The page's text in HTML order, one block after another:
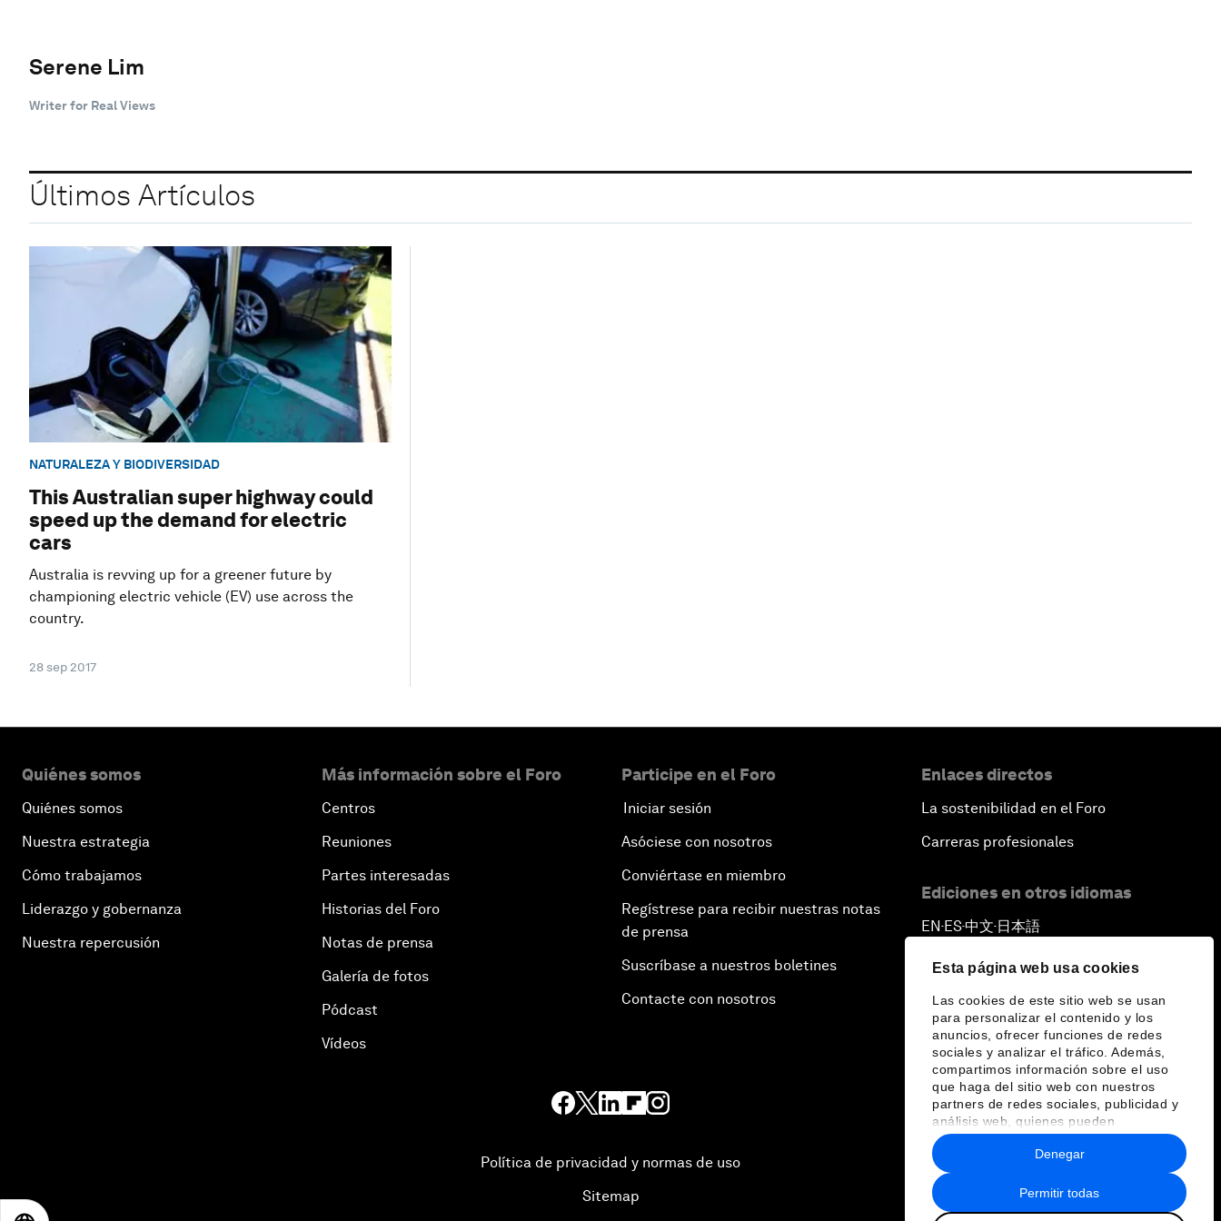
Esta página web usa cookies
Las cookies de este sitio web se usan
para personalizar el contenido y los
anuncios, ofrecer funciones de redes
sociales y analizar el tráfico. Además,
compartimos información sobre el uso
que haga del sitio web con nuestros
partners de redes sociales, publicidad y
análisis web, quienes pueden
combinarla con otra información que les
haya proporcionado o que hayan
recopilado a partir del uso que haya
hecho de sus servicios.
Permitir todas
Denegar
Serene Lim
Writer for Real Views
Últimos Artículos
NATURALEZA Y BIODIVERSIDAD
This Australian super highway could
speed up the demand for electric
cars
Australia is revving up for a greener future by
championing electric vehicle (EV) use across the
country.
28 sep 2017
Quiénes somos
Quiénes somos
Nuestra estrategia
Cómo trabajamos
Liderazgo y gobernanza
Nuestra repercusión
Más información sobre el Foro
Centros
Reuniones
Partes interesadas
Historias del Foro
Notas de prensa
Galería de fotos
Pódcast
Vídeos
Participe en el Foro
Iniciar sesión
Asóciese con nosotros
Conviértase en miembro
Regístrese para recibir nuestras notas
de prensa
Suscríbase a nuestros boletines
Contacte con nosotros
Enlaces directos
La sostenibilidad en el Foro
Carreras profesionales
Ediciones en otros idiomas
EN ▪ ES▪中文▪ 日本語
Política de privacidad y normas de uso
Sitemap